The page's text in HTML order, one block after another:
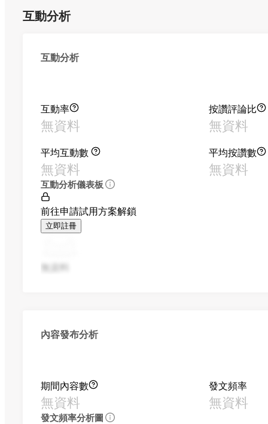
互動分析
互動分析
互動率
無資料
按讚評論比
無資料
平均互動數
無資料
平均按讚數
無資料
互動分析儀表板
前往申請試用方案解鎖
立即註冊
無資料
內容發布分析
期間內容數
無資料
發文頻率
無資料
發文頻率分析圖